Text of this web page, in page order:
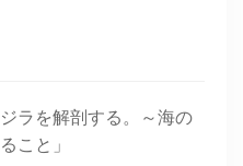
ラを解剖する。～海の
こと」